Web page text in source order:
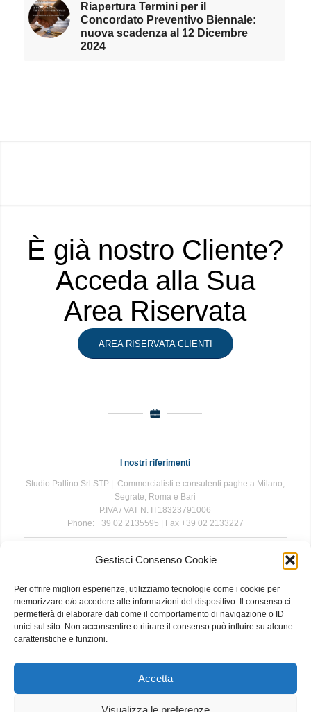
Gestisci Consenso Cookie
Per offrire migliori esperienze, utilizziamo tecnologie come i cookie per
memorizzare e/o accedere alle informazioni del dispositivo. Il consenso ci
permetterà di elaborare dati come il comportamento di navigazione o ID
unici sul sito. Non acconsentire o ritirare il consenso può influire su alcune
caratteristiche e funzioni.
Accetta
Visualizza le preferenze
Riapertura Termini per il
Concordato Preventivo Biennale:
nuova scadenza al 12 Dicembre
2024
È già nostro Cliente?
Acceda alla Sua
Area Riservata
AREA RISERVATA CLIENTI
I nostri riferimenti
Studio Pallino Srl STP | Commercialisti e consulenti paghe a Milano,
Segrate, Roma e Bari
P.IVA / VAT N. IT18323791006
Phone: +39 02 2135595 | Fax +39 02 2133227
The information contained in this website is for general information
while we endeavour to keep the information up to date and correct, we
make no representations or warranties of any kind, express or implied,
about the completeness, accuracy, reliability, suitability or availability
with respect to the website or the information, products, services, or
related graphics contained on the website for any purpose. Any